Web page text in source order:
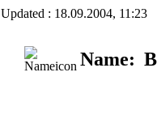
Updated : 18.09.2004, 11:23
Name: